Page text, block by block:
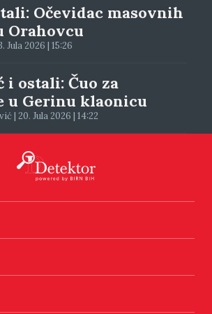
Očevidac masovnih
Orahovcu
Jula 2026 | 15:26
i ostali: Čuo za
u Gerinu klaonicu
| 20. Jula 2026 | 14:22